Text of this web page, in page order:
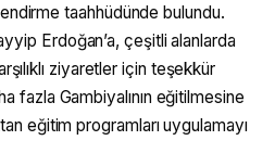
taahhüdünde bulundu.
Erdoğan’a, çeşitli alanlarda
ziyaretler için teşekkür
fazla Gambiyalının eğitilmesine
eğitim programları uygulamayı